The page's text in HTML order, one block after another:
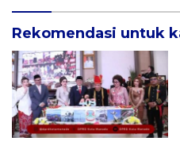
Rekomendasi untuk